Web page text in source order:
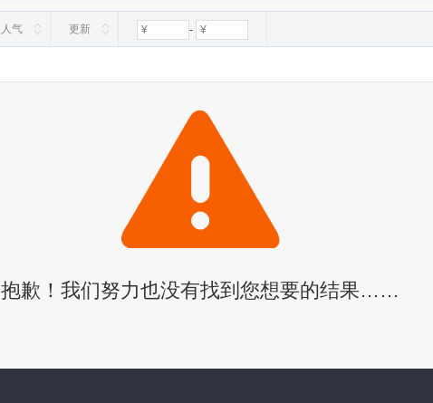
人气 更新 -
抱歉！我们努力也没有找到您想要的结果……